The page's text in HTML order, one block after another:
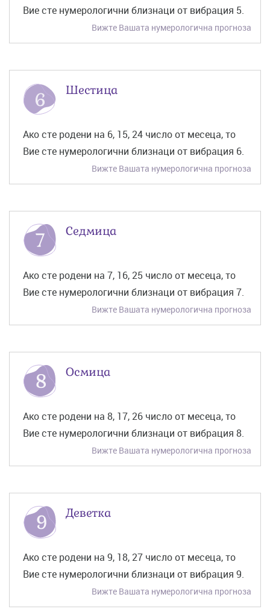
Вие сте нумерологични близнаци от вибрация 5.
Вижте Вашата нумерологична прогноза
Шестица
Ако сте родени на 6, 15, 24 число от месеца, то
Вие сте нумерологични близнаци от вибрация 6.
Вижте Вашата нумерологична прогноза
Седмица
Ако сте родени на 7, 16, 25 число от месеца, то
Вие сте нумерологични близнаци от вибрация 7.
Вижте Вашата нумерологична прогноза
Осмица
Ако сте родени на 8, 17, 26 число от месеца, то
Вие сте нумерологични близнаци от вибрация 8.
Вижте Вашата нумерологична прогноза
Деветка
Ако сте родени на 9, 18, 27 число от месеца, то
Вие сте нумерологични близнаци от вибрация 9.
Вижте Вашата нумерологична прогноза